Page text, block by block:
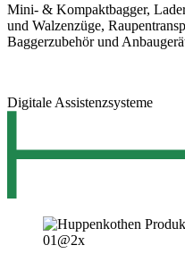
Mini- & Kompaktbagger,
und Walzenzüge,
Baggerzubehör und
Digitale Assistenzsysteme